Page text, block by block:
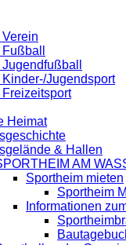
Verein
Kinder-/Jugendsport
Freizeitsport
Heimat
& Hallen
AM
Sportheim mieten
Sportheim
Informationen